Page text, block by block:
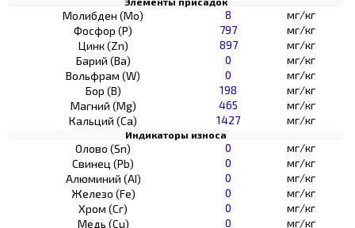
Молибден (Мо) 8
мг/кг
Фосфор (Р)
797
мг/кг
Цинк (Zn)
897
мг/кг
Барий (Ва)
0
мг/кг
Вольфрам (W)
0
мг/кг
Бор (В)
198
мг/кг
Магний (Mg)
465
мг/кг
Кальций (Са)
1427 мг/кг
Индикаторы износа
Олово (Sn) 0
мг/кг
Свинец (Pb)
0
мг/кг
Алюминий (AI)
0
мг/кг
Железо (Fe)
0
мг/кг
Хром (Сг)
0
мг/кг
Медь (Cu)
0
мг/кг